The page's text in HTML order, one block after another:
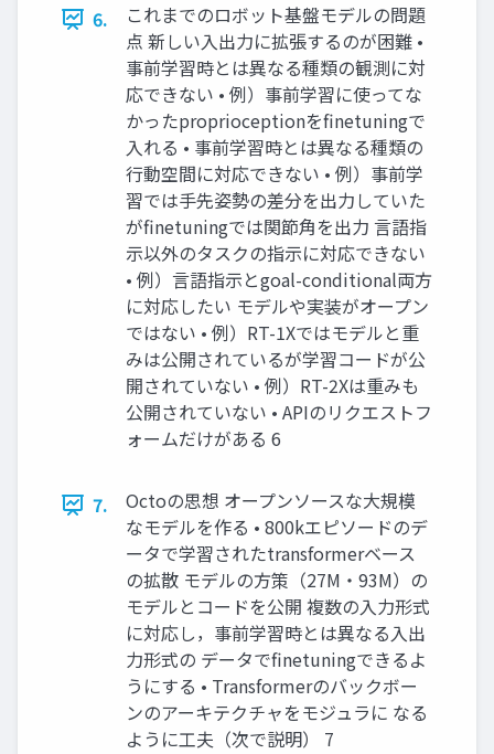
6.
これまでのロボット基盤モデルの問題
点 新しい入出力に拡張するのが困難 •
事前学習時とは異なる種類の観測に対
応できない • 例）事前学習に使ってな
かったproprioceptionをfinetuningで
入れる • 事前学習時とは異なる種類の
行動空間に対応できない • 例）事前学
習では手先姿勢の差分を出力していた
がfinetuningでは関節角を出力 言語指
示以外のタスクの指示に対応できない
• 例）言語指示とgoal-conditional両方
に対応したい モデルや実装がオープン
ではない • 例）RT-1Xではモデルと重
みは公開されているが学習コードが公
開されていない • 例）RT-2Xは重みも
公開されていない • APIのリクエストフ
ォームだけがある 6
7.
Octoの思想 オープンソースな大規模
なモデルを作る • 800kエピソードのデ
ータで学習されたtransformerベース
の拡散 モデルの方策（27M・93M）の
モデルとコードを公開 複数の入力形式
に対応し，事前学習時とは異なる入出
力形式の データでfinetuningできるよ
うにする • Transformerのバックボー
ンのアーキテクチャをモジュラに なる
ように工夫（次で説明） 7